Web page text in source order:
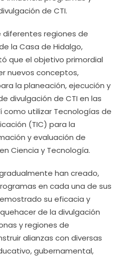
de CTI.
diferentes regiones de
la Casa de Hidalgo,
que el objetivo primordial
nuevos conceptos,
la planeación, ejecución y
divulgación de CTI en las
como utilizar Tecnologías de
(TIC) para la
y evaluación de
Ciencia y Tecnología.
han creado,
en cada una de sus
su eficacia y
de la divulgación
y regiones de
alianzas con diversas
gubernamental,